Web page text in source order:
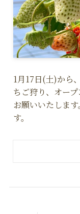
1月17日(土)から
ちご狩り、オー
お願いいたしま
す。